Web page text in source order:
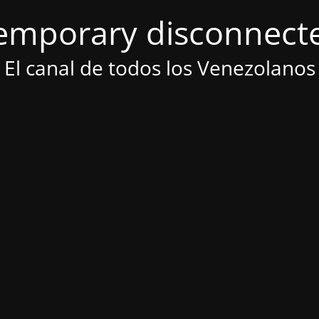
El canal de todos los Venezolanos